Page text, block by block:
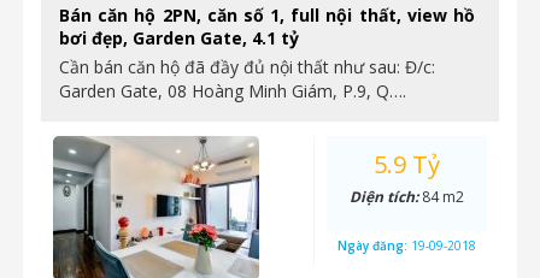
Bán căn hộ 2PN, căn số 1, full nội thất, view hồ
bơi đẹp, Garden Gate, 4.1 tỷ
Cần bán căn hộ đã đầy đủ nội thất như sau: Đ/c:
Garden Gate, 08 Hoàng Minh Giám, P.9, Q….
5.9 Tỷ
Diện tích:84 m2
Ngày đăng: 19-09-2018